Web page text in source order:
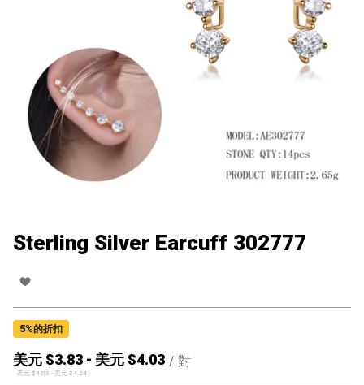
Sterling Silver Earcuff 302777
5%的折扣
美元 $3.83 - 美元 $4.03 / 對
美元 $4.03-美元 $4.24